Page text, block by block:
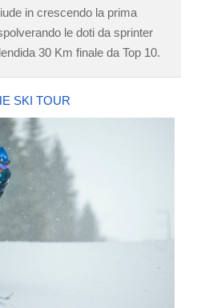
in crescendo la prima
le doti da sprinter
30 Km finale da Top 10.
SKI TOUR